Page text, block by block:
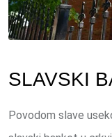
SLAVSKI
Povodom slave